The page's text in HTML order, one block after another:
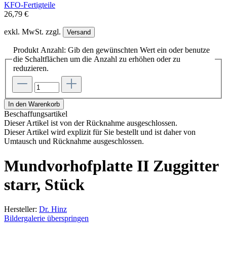
KFO-Fertigteile
26,79 €
exkl. MwSt. zzgl. Versand
Produkt Anzahl: Gib den gewünschten Wert ein oder benutze
die Schaltflächen um die Anzahl zu erhöhen oder zu
reduzieren.
In den Warenkorb
Beschaffungsartikel
Dieser Artikel ist von der Rücknahme ausgeschlossen.
Dieser Artikel wird explizit für Sie bestellt und ist daher von
Umtausch und Rücknahme ausgeschlossen.
Mundvorhofplatte II Zuggitter
starr, Stück
Hersteller: Dr. Hinz
Bildergalerie überspringen